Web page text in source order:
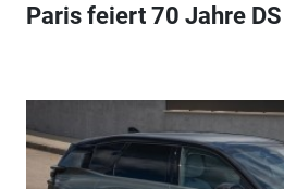
Paris feiert 70 Jahre